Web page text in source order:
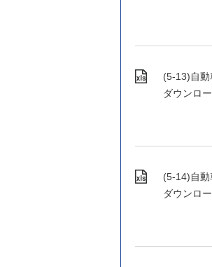
(5-13)自
ダウンロ
(5-14)自
ダウンロ